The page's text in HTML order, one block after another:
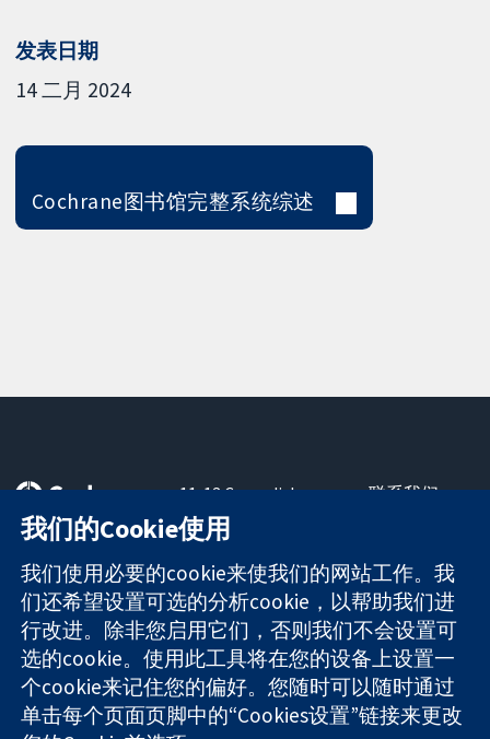
发表日期
14 二月 2024
Cochrane图书馆完整系统综述
可信任的证据
知情决定
更完善的医疗健
康
11-13 Cavendish
Square
London
W1G 0AN
United Kingdom
联系我们
关于我们
工作机会
Cochrane
Library
The Cochrane Collaboration is a charity (no. 1045921) and a
我们的Cookie使用
我们使用必要的cookie来使我们的网站工作。我
们还希望设置可选的分析cookie，以帮助我们进
行改进。除非您启用它们，否则我们不会设置可
选的cookie。使用此工具将在您的设备上设置一
个cookie来记住您的偏好。您随时可以随时通过
单击每个页面页脚中的“Cookies设置”链接来更改